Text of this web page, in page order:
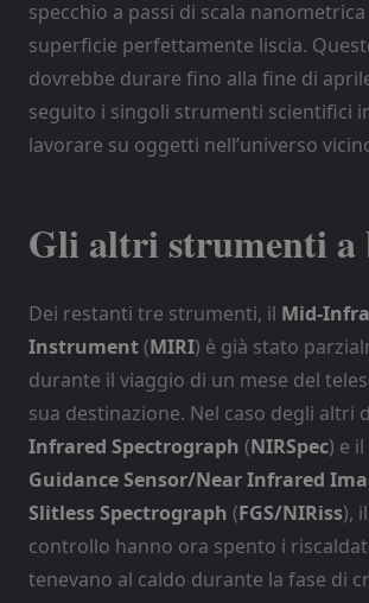
specchio a passi di scala
superficie perfettamente liscia.
dovrebbe durare fino alla fine di
seguito i singoli strumenti scientifici
lavorare su oggetti nell’universo
Gli altri strumenti a
Dei restanti tre strumenti, il Mid-
Instrument(MIRI) è già stato
durante il viaggio di un mese del
sua destinazione. Nel caso degli altri
Infrared Spectrograph (NIRSpec) e il
Guidance Sensor/Near Infrared
Slitless Spectrograph (FGS/NIRiss),
controllo hanno ora spento i
tenevano al caldo durante la fase di